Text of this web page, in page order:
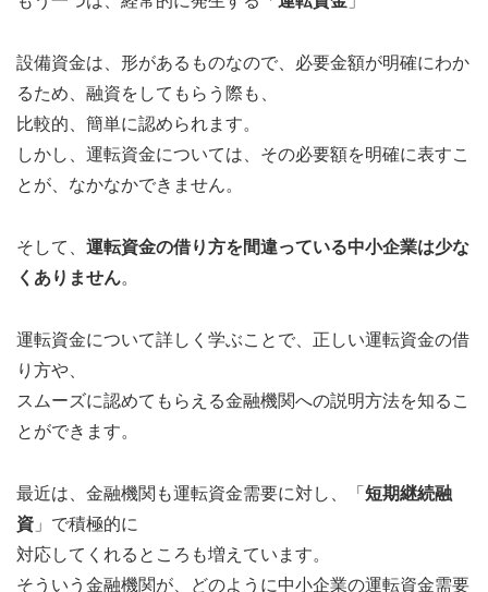
設備資金は、形があるものなので、必要金額が明確にわか
るため、融資をしてもらう際も、
比較的、簡単に認められます。
しかし、運転資金については、その必要額を明確に表すこ
とが、なかなかできません。
そして、 運転資金の借り方を間違っている中小企業は少な
くありません。
運転資金について詳しく学ぶことで、正しい運転資金の借
り方や、
スムーズに認めてもらえる金融機関への説明方法を知るこ
とができます。
最近は、金融機関も運転資金需要に対し、「 短期継続融
資 」で積極的に
対応してくれるところも増えています。
そういう金融機関が、どのように中小企業の運転資金需要